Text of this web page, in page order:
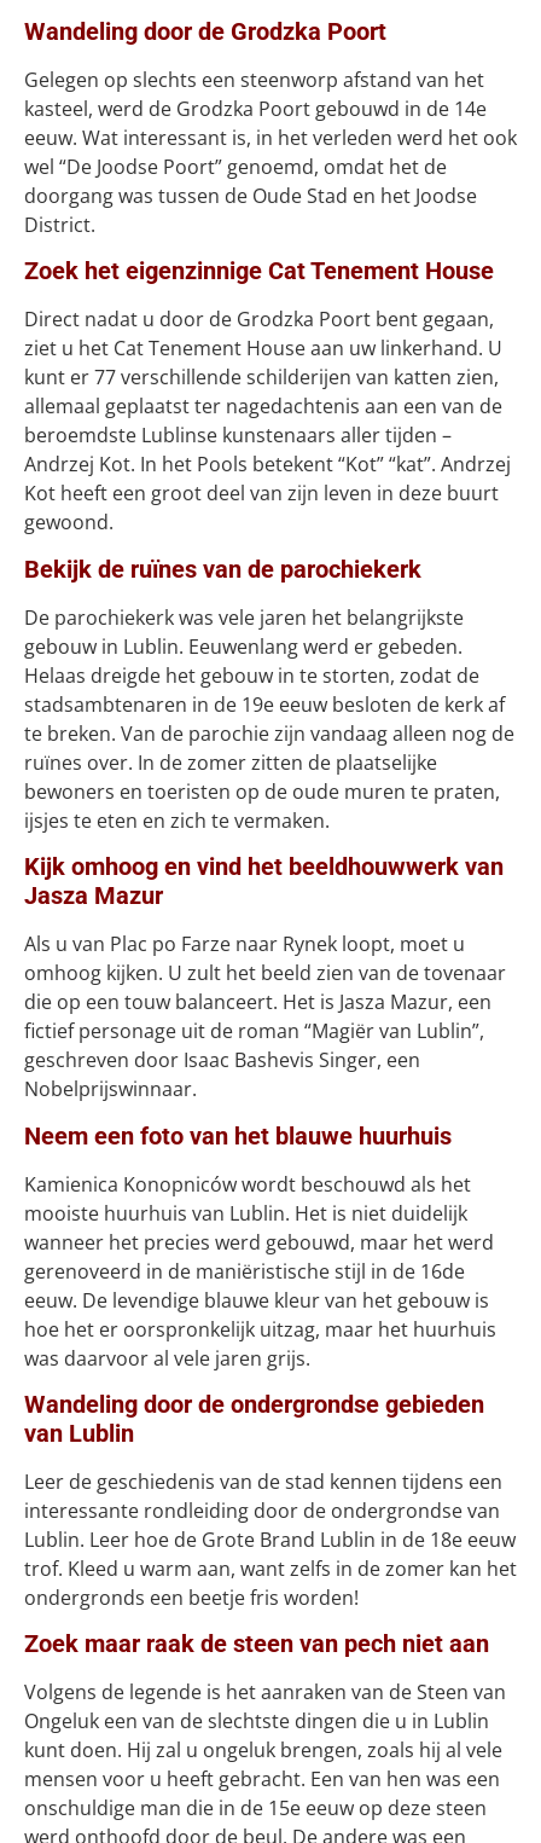
Wandeling door de Grodzka Poort
Gelegen op slechts een steenworp afstand van het
kasteel, werd de Grodzka Poort gebouwd in de 14e
eeuw. Wat interessant is, in het verleden werd het ook
wel “De Joodse Poort” genoemd, omdat het de
doorgang was tussen de Oude Stad en het Joodse
District.
Zoek het eigenzinnige Cat Tenement House
Direct nadat u door de Grodzka Poort bent gegaan,
ziet u het Cat Tenement House aan uw linkerhand. U
kunt er 77 verschillende schilderijen van katten zien,
allemaal geplaatst ter nagedachtenis aan een van de
beroemdste Lublinse kunstenaars aller tijden –
Andrzej Kot. In het Pools betekent “Kot” “kat”. Andrzej
Kot heeft een groot deel van zijn leven in deze buurt
gewoond.
Bekijk de ruïnes van de parochiekerk
De parochiekerk was vele jaren het belangrijkste
gebouw in Lublin. Eeuwenlang werd er gebeden.
Helaas dreigde het gebouw in te storten, zodat de
stadsambtenaren in de 19e eeuw besloten de kerk af
te breken. Van de parochie zijn vandaag alleen nog de
ruïnes over. In de zomer zitten de plaatselijke
bewoners en toeristen op de oude muren te praten,
ijsjes te eten en zich te vermaken.
Kijk omhoog en vind het beeldhouwwerk van
Jasza Mazur
Als u van Plac po Farze naar Rynek loopt, moet u
omhoog kijken. U zult het beeld zien van de tovenaar
die op een touw balanceert. Het is Jasza Mazur, een
fictief personage uit de roman “Magiër van Lublin”,
geschreven door Isaac Bashevis Singer, een
Nobelprijswinnaar.
Neem een foto van het blauwe huurhuis
Kamienica Konopniców wordt beschouwd als het
mooiste huurhuis van Lublin. Het is niet duidelijk
wanneer het precies werd gebouwd, maar het werd
gerenoveerd in de maniëristische stijl in de 16de
eeuw. De levendige blauwe kleur van het gebouw is
hoe het er oorspronkelijk uitzag, maar het huurhuis
was daarvoor al vele jaren grijs.
Wandeling door de ondergrondse gebieden
van Lublin
Leer de geschiedenis van de stad kennen tijdens een
interessante rondleiding door de ondergrondse van
Lublin. Leer hoe de Grote Brand Lublin in de 18e eeuw
trof. Kleed u warm aan, want zelfs in de zomer kan het
ondergronds een beetje fris worden!
Zoek maar raak de steen van pech niet aan
Volgens de legende is het aanraken van de Steen van
Ongeluk een van de slechtste dingen die u in Lublin
kunt doen. Hij zal u ongeluk brengen, zoals hij al vele
mensen voor u heeft gebracht. Een van hen was een
onschuldige man die in de 15e eeuw op deze steen
werd onthoofd door de beul. De andere was een